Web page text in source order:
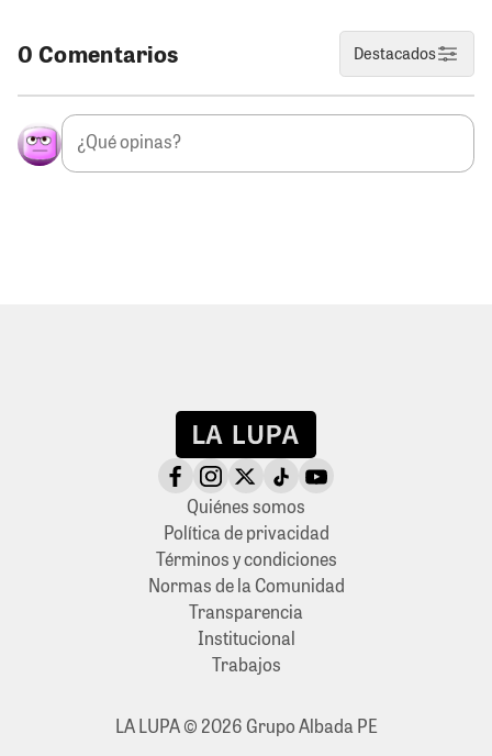
0 Comentarios Destacados
Quiénes somos
Política de privacidad
Términos y condiciones
Normas de la Comunidad
Transparencia
Institucional
Trabajos
LA LUPA © 2026 Grupo Albada PE